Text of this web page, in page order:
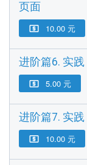
页面
 10.00 元
进阶篇6. 实
 5.00 元
进阶篇7. 实
 10.00 元